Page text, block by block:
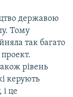
державою
Тому
так багато
рівень
керують
це